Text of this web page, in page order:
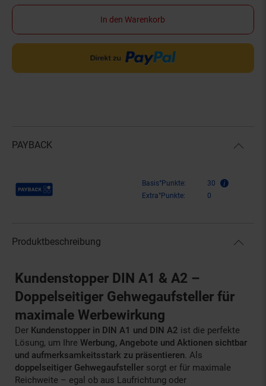
In den Warenkorb
PAYBACK
Payback Punkte Basis°Punkte:
30
Extra°Punkte:
0
Produktbeschreibung
Kundenstopper DIN A1 & A2 –
Doppelseitiger Gehwegaufsteller für
maximale Werbewirkung
Der Kundenstopper in DIN A1 und DIN A2 ist die perfekte
Lösung, um Ihre Werbung, Angebote und Aktionen sichtbar
und aufmerksamkeitsstark zu präsentieren. Als
doppelseitiger Gehwegaufsteller sorgt er für maximale
Reichweite – egal ob aus Laufrichtung oder